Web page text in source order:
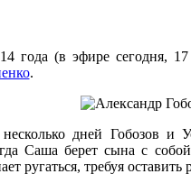
года (в эфире сегодня, 17
.
дней Гобозов и
Саша берет сына с
ругаться, требуя оставить